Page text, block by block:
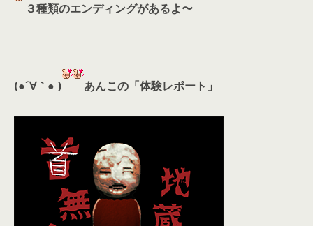
３種類のエンディングがあるよ〜
(●´∀｀● ) あんこの「体験レポート」